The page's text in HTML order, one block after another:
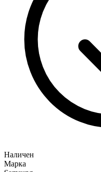
Наличен
Марка